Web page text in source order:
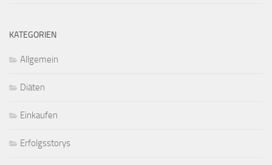
KATEGORIEN
Allgemein
Diäten
Einkaufen
Erfolgsstorys